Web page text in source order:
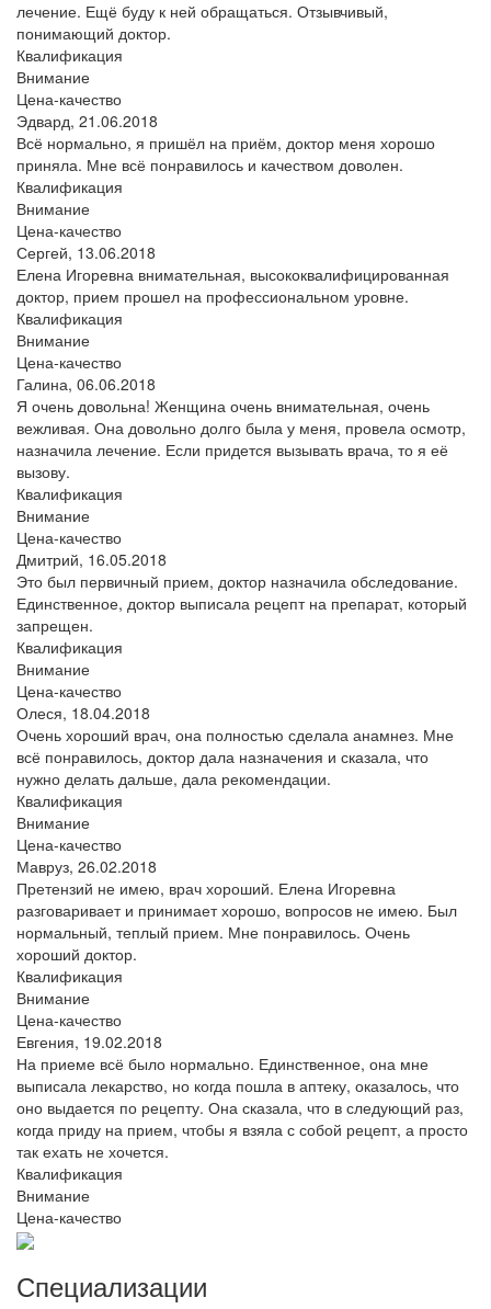
лечение. Ещё буду к ней обращаться. Отзывчивый,
понимающий доктор.
Квалификация
Внимание
Цена-качество
Эдвард, 21.06.2018
Всё нормально, я пришёл на приём, доктор меня хорошо
приняла. Мне всё понравилось и качеством доволен.
Квалификация
Внимание
Цена-качество
Сергей, 13.06.2018
Елена Игоревна внимательная, высококвалифицированная
доктор, прием прошел на профессиональном уровне.
Квалификация
Внимание
Цена-качество
Галина, 06.06.2018
Я очень довольна! Женщина очень внимательная, очень
вежливая. Она довольно долго была у меня, провела осмотр,
назначила лечение. Если придется вызывать врача, то я её
вызову.
Квалификация
Внимание
Цена-качество
Дмитрий, 16.05.2018
Это был первичный прием, доктор назначила обследование.
Единственное, доктор выписала рецепт на препарат, который
запрещен.
Квалификация
Внимание
Цена-качество
Олеся, 18.04.2018
Очень хороший врач, она полностью сделала анамнез. Мне
всё понравилось, доктор дала назначения и сказала, что
нужно делать дальше, дала рекомендации.
Квалификация
Внимание
Цена-качество
Мавруз, 26.02.2018
Претензий не имею, врач хороший. Елена Игоревна
разговаривает и принимает хорошо, вопросов не имею. Был
нормальный, теплый прием. Мне понравилось. Очень
хороший доктор.
Квалификация
Внимание
Цена-качество
Евгения, 19.02.2018
На приеме всё было нормально. Единственное, она мне
выписала лекарство, но когда пошла в аптеку, оказалось, что
оно выдается по рецепту. Она сказала, что в следующий раз,
когда приду на прием, чтобы я взяла с собой рецепт, а просто
так ехать не хочется.
Квалификация
Внимание
Цена-качество
Специализации